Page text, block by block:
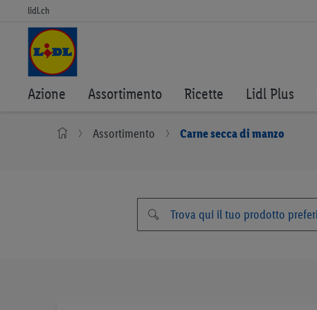
lidl.ch
Azione Assortimento Ricette Lidl Plus
Assortimento Carne secca di manzo